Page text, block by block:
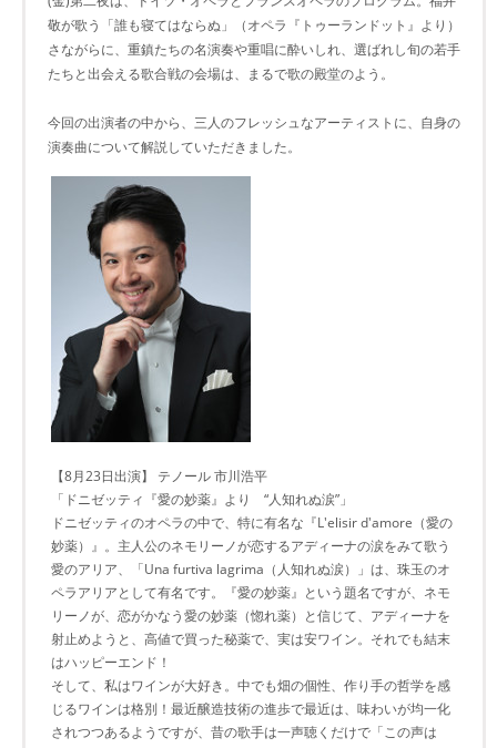
敬が歌う「誰も寝てはならぬ」（オペラ『トゥーランドット』より）
さながらに、重鎮たちの名演奏や重唱に酔いしれ、選ばれし旬の若手
たちと出会える歌合戦の会場は、まるで歌の殿堂のよう。
今回の出演者の中から、三人のフレッシュなアーティストに、自身の
演奏曲について解説していただきました。
【8月23日出演】 テノール 市川浩平
「ドニゼッティ『愛の妙薬』より “人知れぬ涙”」
ドニゼッティのオペラの中で、特に有名な『L'elisir d'amore（愛の
妙薬）』。主人公のネモリーノが恋するアディーナの涙をみて歌う
愛のアリア、「Una furtiva lagrima（人知れぬ涙）」は、珠玉のオ
ペラアリアとして有名です。『愛の妙薬』という題名ですが、ネモ
リーノが、恋がかなう愛の妙薬（惚れ薬）と信じて、アディーナを
射止めようと、高値で買った秘薬で、実は安ワイン。それでも結末
はハッピーエンド！
そして、私はワインが大好き。中でも畑の個性、作り手の哲学を感
じるワインは格別！最近醸造技術の進歩で最近は、味わいが均一化
されつつあるようですが、昔の歌手は一声聴くだけで「この声は